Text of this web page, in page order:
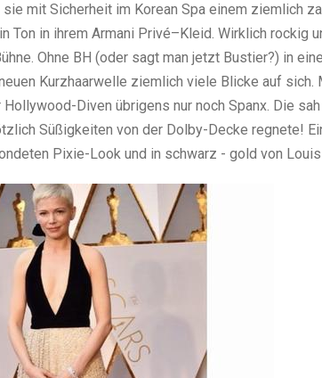
mit Sicherheit im Korean Spa einem ziemlich
Ton in ihrem Armani Privé–Kleid. Wirklich rockig
Ohne BH (oder sagt man jetzt Bustier?) in
Kurzhaarwelle ziemlich viele Blicke auf sich.
Diven übrigens nur noch Spanx. Die sah
Süßigkeiten von der Dolby-Decke regnete!
Pixie-Look und in schwarz - gold von